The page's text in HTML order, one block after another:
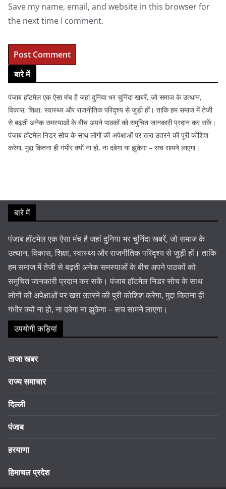
Save my name, email, and website in this browser for
the next time I comment.
बारे में
पंजाब हॉटमेल एक ऐसा मंच है जहां दुनिया भर चुनिंदा खबरें, जो समाज के उत्थान,
विकास, शिक्षा, स्वास्थ्य और राजनीतिक परिदृश्य से जुड़ी हों। ताकि हम समाज में तेजी
से बढ़ती अनेक समस्याओं के बीच अपने पाठकों को समुचित जानकारी प्रदान कर सकें।
पंजाब हॉटमेल निडर सोच के साथ लोगों की अपेक्षाओं पर खरा उतरने की पूरी कोशिश
करेगा, मुद्दा कितना ही गंभीर क्यों ना हो, ना दबेगा ना झुकेगा – सच सामने लाएगा।
बारे में
पंजाब हॉटमेल एक ऐसा मंच है जहां दुनिया भर चुनिंदा खबरें, जो समाज के
उत्थान, विकास, शिक्षा, स्वास्थ्य और राजनीतिक परिदृश्य से जुड़ी हों। ताकि
हम समाज में तेजी से बढ़ती अनेक समस्याओं के बीच अपने पाठकों को
समुचित जानकारी प्रदान कर सकें। पंजाब हॉटमेल निडर सोच के साथ
लोगों की अपेक्षाओं पर खरा उतरने की पूरी कोशिश करेगा, मुद्दा कितना ही
गंभीर क्यों ना हो, ना दबेगा ना झुकेगा – सच सामने लाएगा।
उपयोगी कड़ियां
ताजा खबर
राज्य समाचार
दिल्ली
पंजाब
हरयाणा
हिमाचल प्रदेश